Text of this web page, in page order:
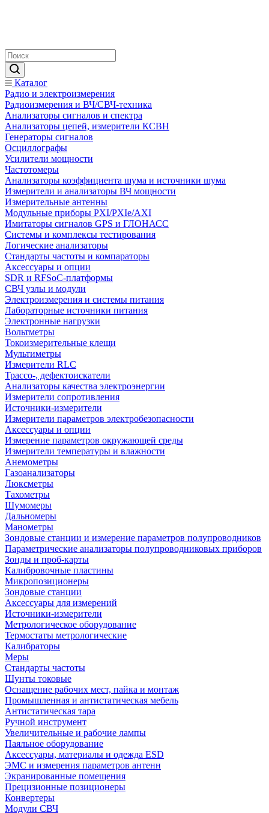
Каталог
Радио и электроизмерения
Радиоизмерения и ВЧ/СВЧ-техника
Анализаторы сигналов и спектра
Анализаторы цепей, измерители КСВН
Генераторы сигналов
Осциллографы
Усилители мощности
Частотомеры
Анализаторы коэффициента шума и источники шума
Измерители и анализаторы ВЧ мощности
Измерительные антенны
Модульные приборы PXI/PXIe/AXI
Имитаторы сигналов GPS и ГЛОНАСС
Системы и комплексы тестирования
Логические анализаторы
Стандарты частоты и компараторы
Аксессуары и опции
SDR и RFSoC‑платформы
СВЧ узлы и модули
Электроизмерения и системы питания
Лабораторные источники питания
Электронные нагрузки
Вольтметры
Токоизмерительные клещи
Мультиметры
Измерители RLC
Трассо-, дефектоискатели
Анализаторы качества электроэнергии
Измерители сопротивления
Источники-измерители
Измерители параметров электробезопасности
Аксессуары и опции
Измерение параметров окружающей среды
Измерители температуры и влажности
Анемометры
Газоанализаторы
Люксметры
Тахометры
Шумомеры
Дальномеры
Манометры
Зондовые станции и измерение параметров полупроводников
Параметрические анализаторы полупроводниковых приборов
Зонды и проб-карты
Калибровочные пластины
Микропозиционеры
Зондовые станции
Аксессуары для измерений
Источники-измерители
Метрологическое оборудование
Термостаты метрологические
Калибраторы
Меры
Стандарты частоты
Шунты токовые
Оснащение рабочих мест, пайка и монтаж
Промышленная и антистатическая мебель
Антистатическая тара
Ручной инструмент
Увеличительные и рабочие лампы
Паяльное оборудование
Аксессуары, материалы и одежда ESD
ЭМС и измерения параметров антенн
Экранированные помещения
Прецизионные позиционеры
Конвертеры
Модули СВЧ